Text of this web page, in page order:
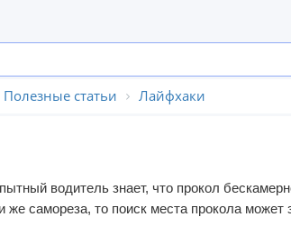
Полезные статьи Лайфхаки
водитель знает, что прокол
же самореза, то поиск места прокола